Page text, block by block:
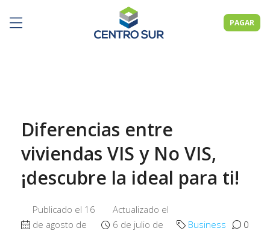
PAGAR
Diferencias entre
viviendas VIS y No VIS,
¡descubre la ideal para ti!
Publicado el 16
de agosto de
Actualizado el
6 de julio de
Business 0